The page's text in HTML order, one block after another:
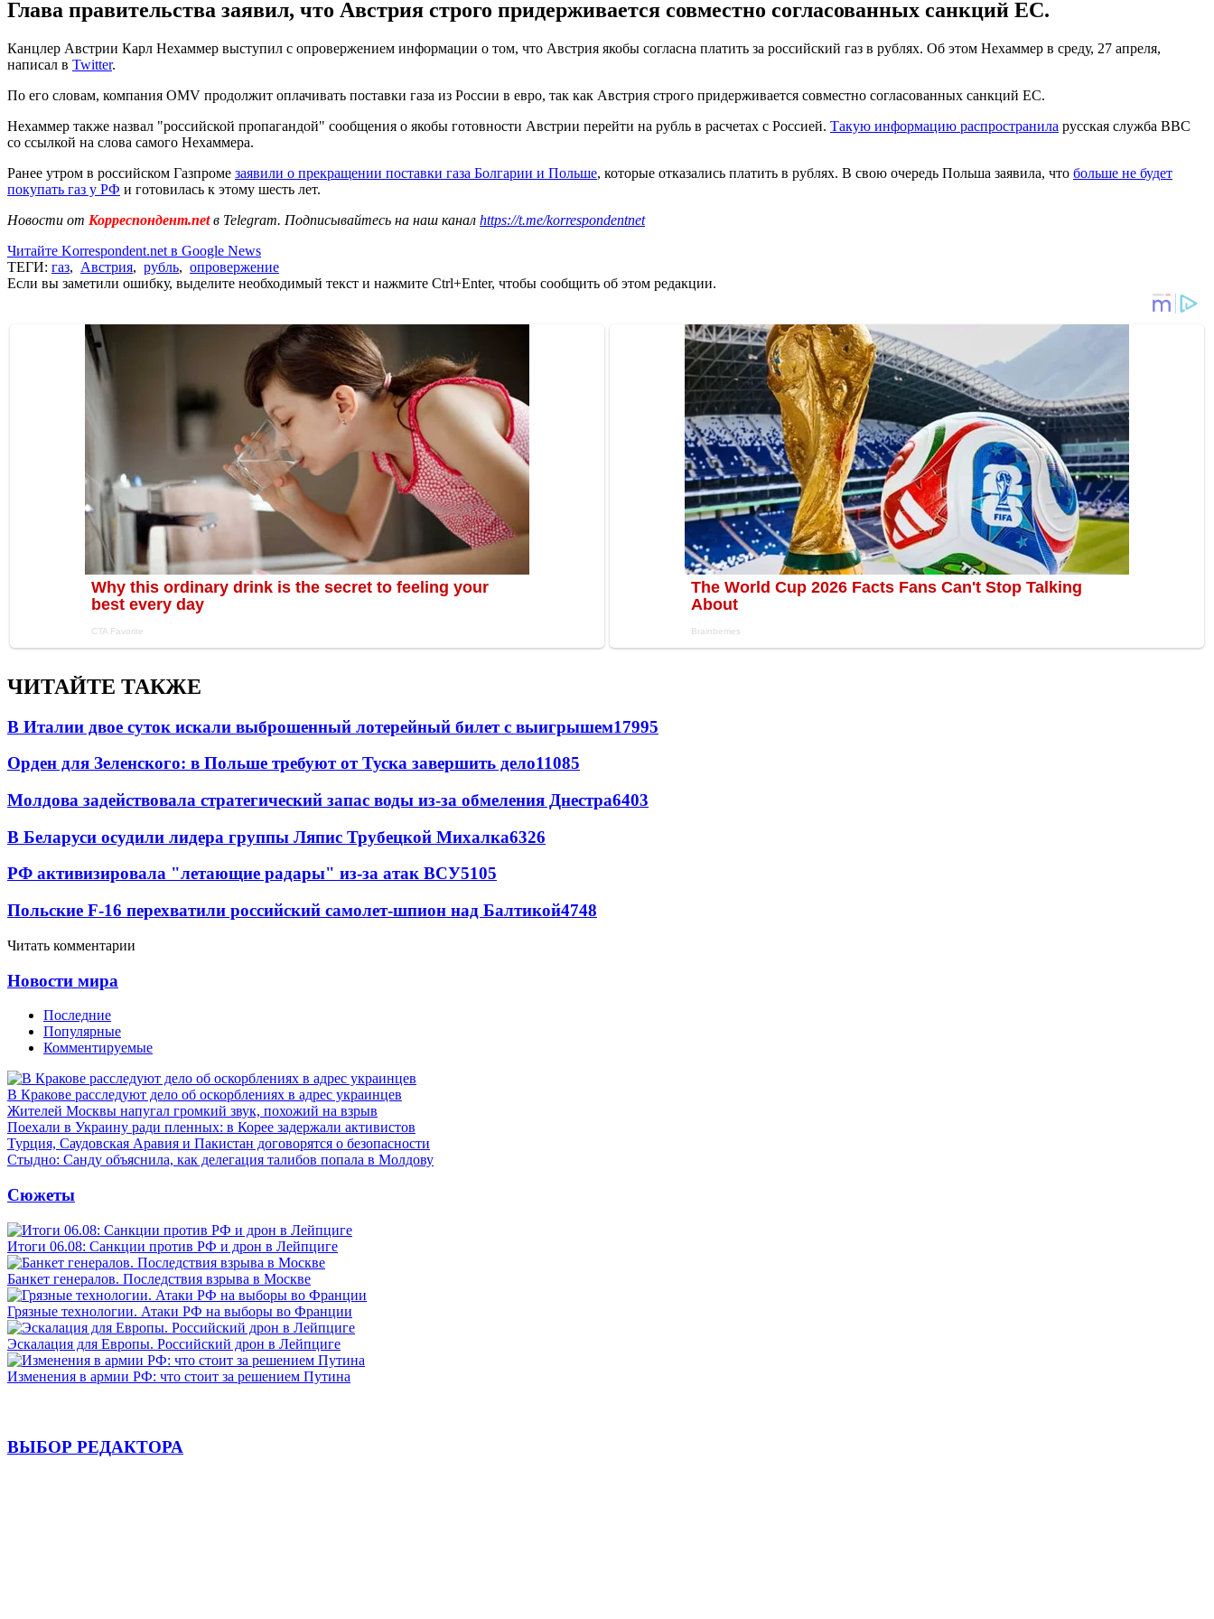
Глава правительства заявил, что Австрия строго придерживается совместно согласованных санкций ЕС.
Канцлер Австрии Карл Нехаммер выступил с опровержением информации о том, что Австрия якобы согласна платить за российский газ в рублях. Об этом Нехаммер в среду, 27 апреля,
написал в Twitter.
По его словам, компания OMV продолжит оплачивать поставки газа из России в евро, так как Австрия строго придерживается совместно согласованных санкций ЕС.
Нехаммер также назвал "российской пропагандой" сообщения о якобы готовности Австрии перейти на рубль в расчетах с Россией. Такую информацию распространила русская служба ВВС
со ссылкой на слова самого Нехаммера.
Ранее утром в российском Газпроме заявили о прекращении поставки газа Болгарии и Польше, которые отказались платить в рублях. В свою очередь Польша заявила, что больше не будет
покупать газ у РФ и готовилась к этому шесть лет.
Новости от Корреспондент.netв Telegram. Подписывайтесь на наш канал https://t.me/korrespondentnet
Читайте Korrespondent.net в Google News
ТЕГИ: газ, Австрия, рубль, опровержение
Если вы заметили ошибку, выделите необходимый текст и нажмите Ctrl+Enter, чтобы сообщить об этом редакции.
ЧИТАЙТЕ ТАКЖЕ
В Италии двое суток искали выброшенный лотерейный билет с выигрышем17995
Орден для Зеленского: в Польше требуют от Туска завершить дело11085
Молдова задействовала стратегический запас воды из-за обмеления Днестра6403
В Беларуси осудили лидера группы Ляпис Трубецкой Михалка6326
РФ активизировала "летающие радары" из-за атак ВСУ5105
Польские F-16 перехватили российский самолет-шпион над Балтикой4748
Читать комментарии
Новости мира
Последние
Популярные
Комментируемые
В Кракове расследуют дело об оскорблениях в адрес украинцев
Жителей Москвы напугал громкий звук, похожий на взрыв
Поехали в Украину ради пленных: в Корее задержали активистов
Турция, Саудовская Аравия и Пакистан договорятся о безопасности
Стыдно: Санду объяснила, как делегация талибов попала в Молдову
Сюжеты
Итоги 06.08: Санкции против РФ и дрон в Лейпциге
Банкет генералов. Последствия взрыва в Москве
Грязные технологии. Атаки РФ на выборы во Франции
Эскалация для Европы. Российский дрон в Лейпциге
Изменения в армии РФ: что стоит за решением Путина
ВЫБОР РЕДАКТОРА